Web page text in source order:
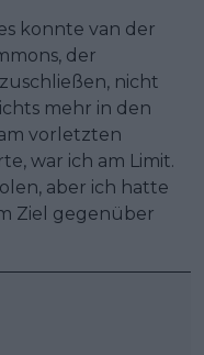
konnte van der
der
nicht
mehr in den
vorletzten
war ich am Limit.
aber ich hatte
Ziel gegenüber